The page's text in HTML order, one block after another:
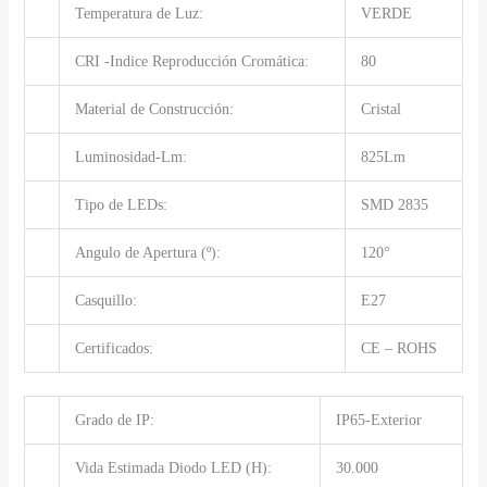
Temperatura de Luz: VERDE
CRI -Indice Reproducción Cromática: 80
Material de Construcción: Cristal
Luminosidad-Lm: 825Lm
Tipo de LEDs: SMD 2835
Angulo de Apertura (º): 120°
Casquillo: E27
Certificados: CE – ROHS
Grado de IP: IP65-Exterior
Vida Estimada Diodo LED (H): 30.000